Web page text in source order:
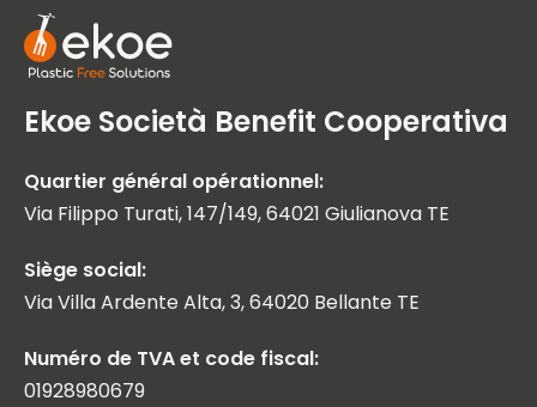
Ekoe Società Benefit Cooperativa
Quartier général opérationnel:
Via Filippo Turati, 147/149, 64021 Giulianova TE
Siège social:
Via Villa Ardente Alta, 3, 64020 Bellante TE
Numéro de TVA et code fiscal:
01928980679